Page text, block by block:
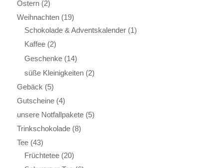
Ostern (2)
Weihnachten (19)
Schokolade & Adventskalender (1)
Kaffee (2)
Geschenke (14)
süße Kleinigkeiten (2)
Gebäck (5)
Gutscheine (4)
unsere Notfallpakete (5)
Trinkschokolade (8)
Tee (43)
Früchtetee (20)